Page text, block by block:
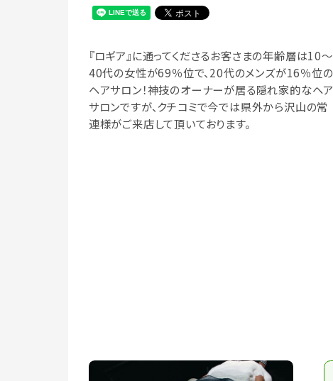
『ロギア』に通ってくださるお客さまの年齢層は10～
40代の女性が69％位で、20代のメンズが16％位の
ヘアサロン！神技のオーナーが居る隠れ家的なヘア
サロンですが、クチコミで今では県外から沢山の常
連様がご来店して頂いております。